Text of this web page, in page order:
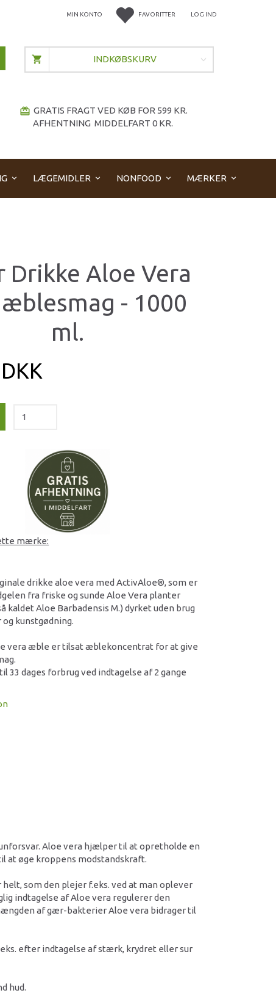
FAVORITTER LOG IND
MIN KONTO
redeem GRATIS FRAGT VED KØB FOR 599 KR.
AFHENTNING MIDDELFART 0 KR.
INDKØBSKURV
LÆGEMIDLER NONFOOD MÆRKER
Drikke Aloe Vera
- 1000
ml.
mærke:
drikke aloe vera med ActivAloe®, som er
fra friske og sunde Aloe Vera planter
kaldet Aloe Barbadensis M.) dyrket uden brug
kunstgødning.
vera æble er tilsat æblekoncentrat for at give
33 dages forbrug ved indtagelse af 2 gange
Aloe vera hjælper til at opretholde en
at øge kroppens modstandskraft.
som den plejer f.eks. ved at man oplever
indtagelse af Aloe vera regulerer den
af gær-bakterier Aloe vera bidrager til
efter indtagelse af stærk, krydret eller sur
hud.